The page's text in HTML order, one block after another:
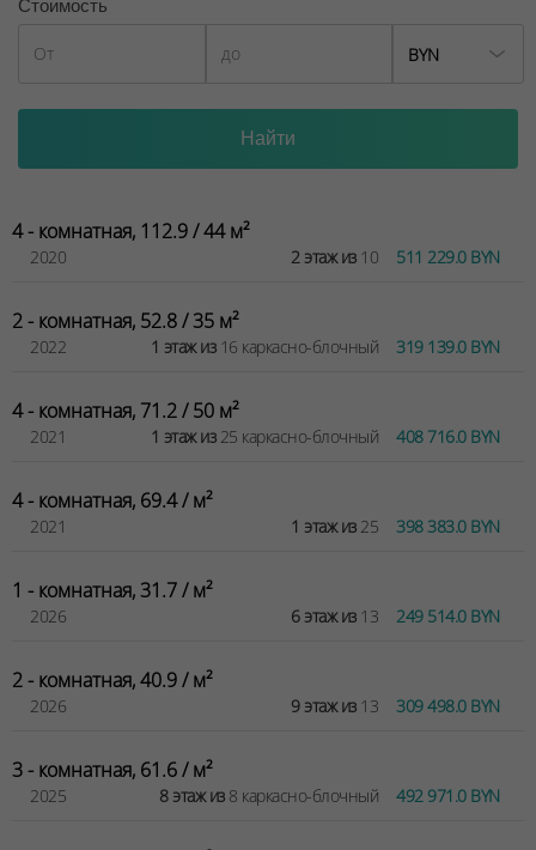
Стоимость
BYN
4 - комнатная, 112.9 / 44 м²
2020 2 этаж из10 511 229.0 BYN
2 - комнатная, 52.8 / 35 м²
2022 1 этаж из16 каркасно-блочный 319 139.0 BYN
4 - комнатная, 71.2 / 50 м²
2021 1 этаж из25 каркасно-блочный 408 716.0 BYN
4 - комнатная, 69.4 / м²
2021 1 этаж из25 398 383.0 BYN
1 - комнатная, 31.7 / м²
2026 6 этаж из13 249 514.0 BYN
2 - комнатная, 40.9 / м²
2026 9 этаж из13 309 498.0 BYN
3 - комнатная, 61.6 / м²
2025 8 этаж из8 каркасно-блочный 492 971.0 BYN